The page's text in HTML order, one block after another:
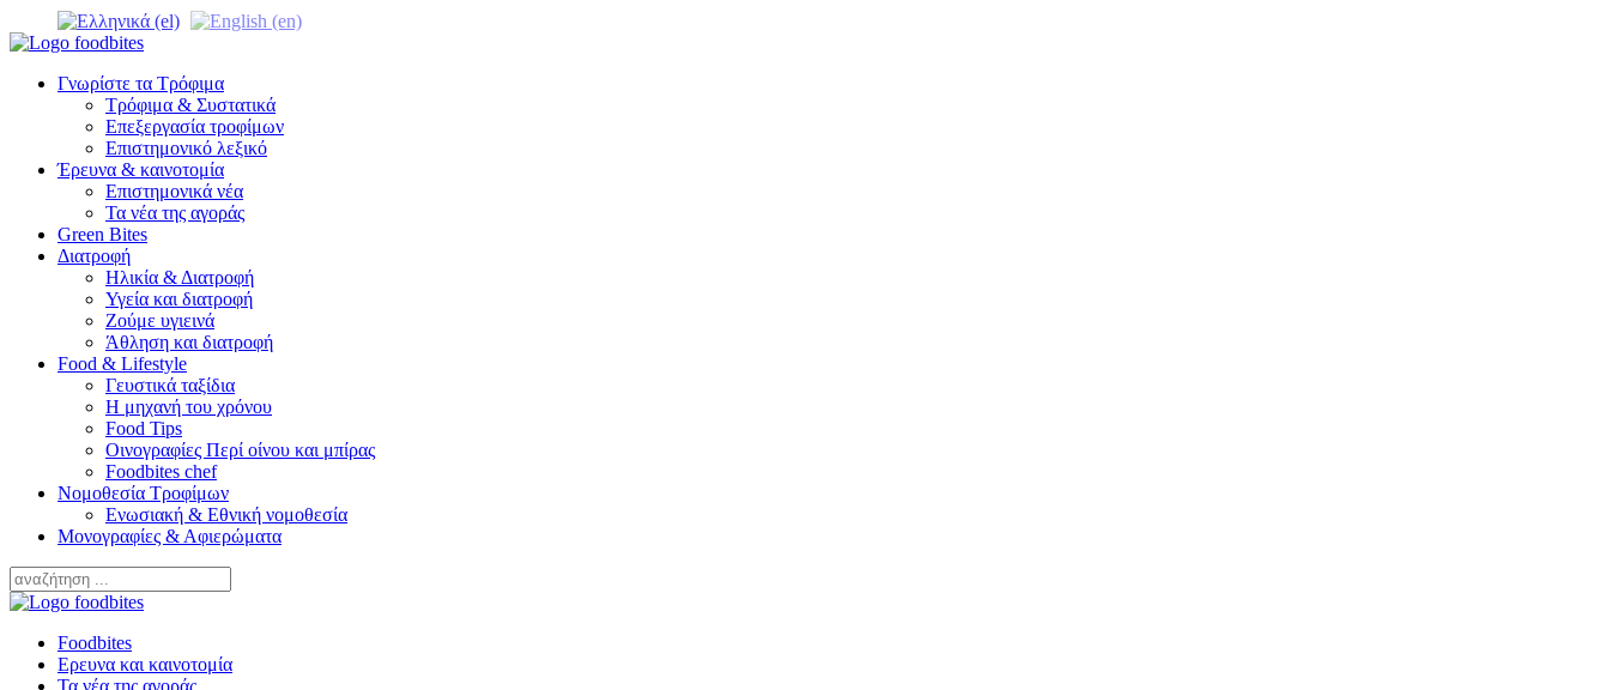
Γνωρίστε τα Τρόφιμα
Τρόφιμα & Συστατικά
Επεξεργασία τροφίμων
Επιστημονικό λεξικό
Έρευνα & καινοτομία
Επιστημονικά νέα
Τα νέα της αγοράς
Green Bites
Διατροφή
Ηλικία & Διατροφή
Υγεία και διατροφή
Ζούμε υγιεινά
Άθληση και διατροφή
Food & Lifestyle
Γευστικά ταξίδια
Η μηχανή του χρόνου
Food Tips
Οινογραφίες Περί οίνου και μπίρας
Foodbites chef
Νομοθεσία Τροφίμων
Ενωσιακή & Εθνική νομοθεσία
Μονογραφίες & Αφιερώματα
Foodbites
Ερευνα και καινοτομία